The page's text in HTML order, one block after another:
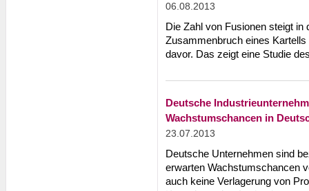
06.08.2013
Die Zahl von Fusionen steigt in
Zusammenbruch eines
davor. Das zeigt eine Studie
Deutsche
Wachstumschancen in
23.07.2013
Deutsche Unternehmen sind
erwarten Wachstumschancen
auch keine Verlagerung von